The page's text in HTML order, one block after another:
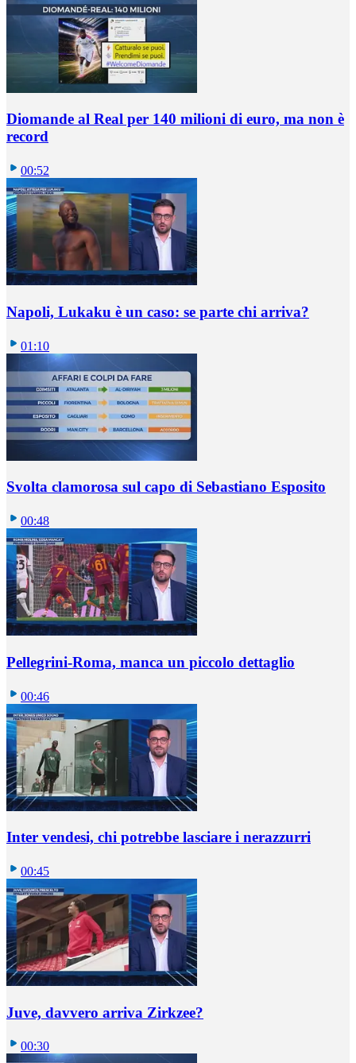
Diomande al Real per 140 milioni di euro, ma non è
record
00:52
Napoli, Lukaku è un caso: se parte chi arriva?
01:10
Svolta clamorosa sul capo di Sebastiano Esposito
00:48
Pellegrini-Roma, manca un piccolo dettaglio
00:46
Inter vendesi, chi potrebbe lasciare i nerazzurri
00:45
Juve, davvero arriva Zirkzee?
00:30